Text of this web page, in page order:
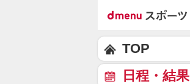
TOP
日程・結果